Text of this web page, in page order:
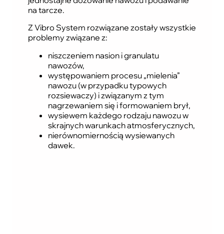
na tarcze.
Z Vibro System rozwiązane zostały wszystkie
problemy związane z:
niszczeniem nasion i granulatu
nawozów,
występowaniem procesu „mielenia”
nawozu (w przypadku typowych
rozsiewaczy) i związanym z tym
nagrzewaniem się i formowaniem brył,
wysiewem każdego rodzaju nawozu w
skrajnych warunkach atmosferycznych,
nierównomiernością wysiewanych
dawek.